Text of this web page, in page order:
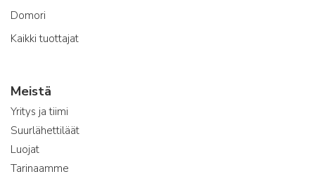
Domori
Kaikki tuottajat
Meistä
Yritys ja tiimi
Suurlähettiläät
Luojat
Tarinaamme